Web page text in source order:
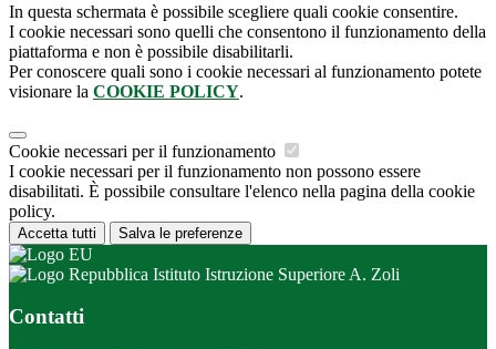
In questa schermata è possibile scegliere quali cookie consentire.
I cookie necessari sono quelli che consentono il funzionamento della
piattaforma e non è possibile disabilitarli.
Per conoscere quali sono i cookie necessari al funzionamento potete
visionare la COOKIE POLICY.
Cookie necessari per il funzionamento
I cookie necessari per il funzionamento non possono essere
disabilitati. È possibile consultare l'elenco nella pagina della cookie
policy.
Accetta tutti Salva le preferenze
Istituto Istruzione Superiore A. Zoli
Contatti